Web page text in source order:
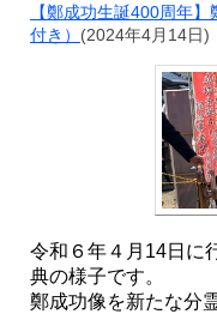
【鄭成功生誕400周年
付き） (2024年4月14日)
令和６年４月14日に
典の様子です。
鄭成功像を新たな分